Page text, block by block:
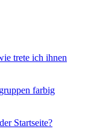
trete ich ihnen
farbig
Startseite?